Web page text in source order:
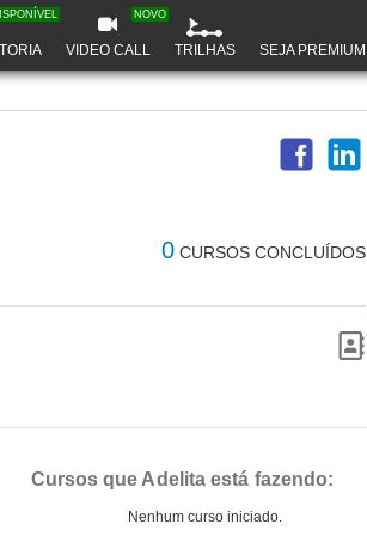
VIDEO CALL
NOVO
TRILHAS SEJA PREMIUM
0 CURSOS CONCLUÍDOS
Cursos que Adelita está fazendo:
Nenhum curso iniciado.